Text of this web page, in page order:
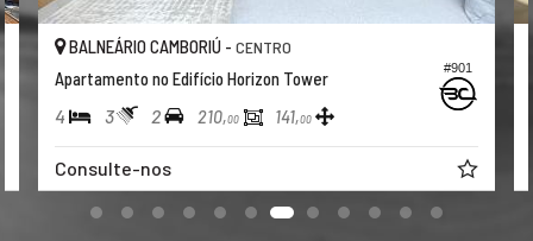
#901
BALNEÁRIO CAMBORIÚ - CENTRO
Apartamento no Edifício Horizon Tower
4 3 2 210,00 141,00
Consulte-nos